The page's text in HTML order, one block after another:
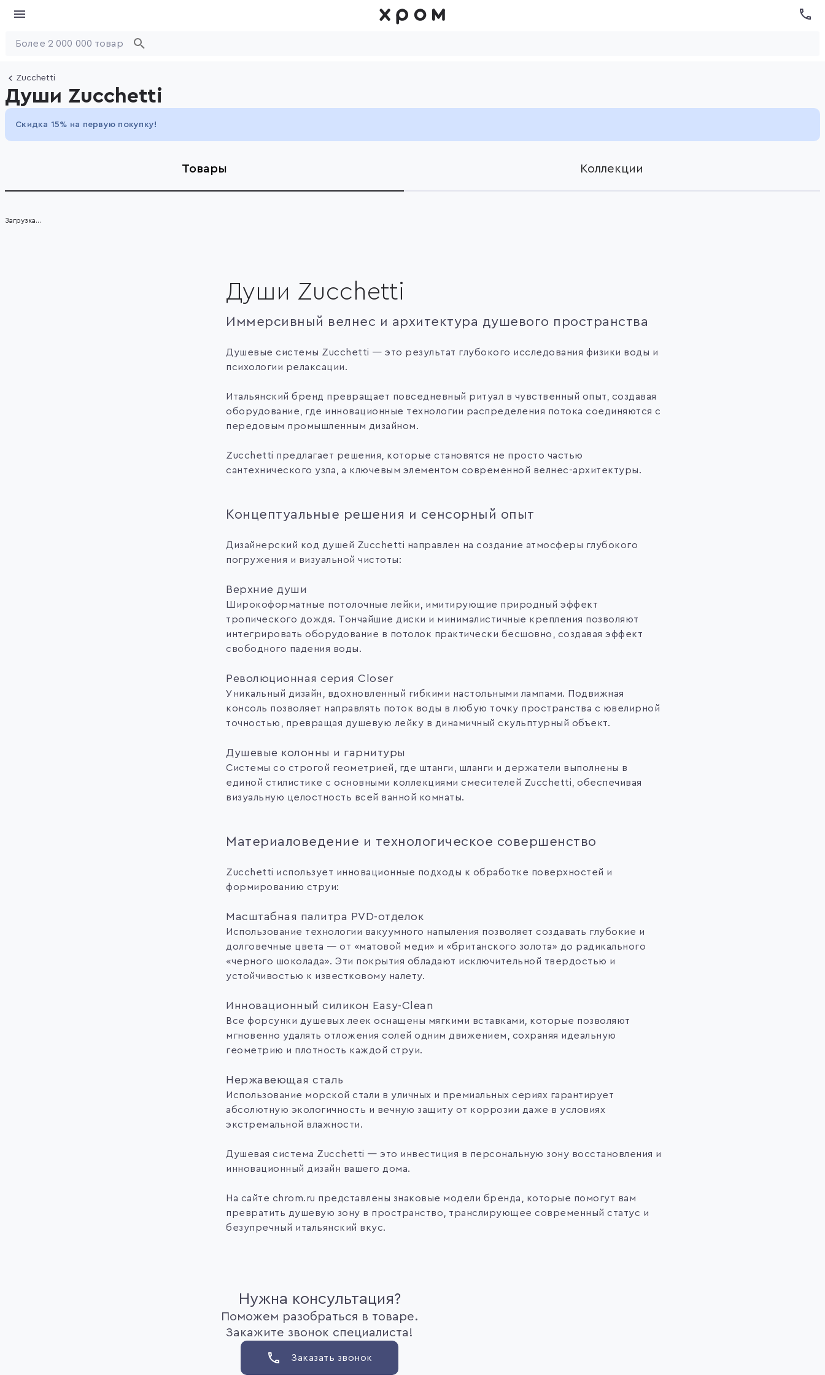
Zucchetti
Души Zucchetti
Скидка 15% на первую покупку!
Товары Коллекции
Загрузка...
Души Zucchetti
Иммерсивный велнес и архитектура душевого пространства
Душевые системы Zucchetti — это результат глубокого исследования физики воды и
психологии релаксации.
Итальянский бренд превращает повседневный ритуал в чувственный опыт, создавая
оборудование, где инновационные технологии распределения потока соединяются с
передовым промышленным дизайном.
Zucchetti предлагает решения, которые становятся не просто частью
сантехнического узла, а ключевым элементом современной велнес-архитектуры.
Концептуальные решения и сенсорный опыт
Дизайнерский код душей Zucchetti направлен на создание атмосферы глубокого
погружения и визуальной чистоты:
Верхние души
Широкоформатные потолочные лейки, имитирующие природный эффект
тропического дождя. Тончайшие диски и минималистичные крепления позволяют
интегрировать оборудование в потолок практически бесшовно, создавая эффект
свободного падения воды.
Революционная серия Closer
Уникальный дизайн, вдохновленный гибкими настольными лампами. Подвижная
консоль позволяет направлять поток воды в любую точку пространства с ювелирной
точностью, превращая душевую лейку в динамичный скульптурный объект.
Душевые колонны и гарнитуры
Системы со строгой геометрией, где штанги, шланги и держатели выполнены в
единой стилистике с основными коллекциями смесителей Zucchetti, обеспечивая
визуальную целостность всей ванной комнаты.
Материаловедение и технологическое совершенство
Zucchetti использует инновационные подходы к обработке поверхностей и
формированию струи:
Масштабная палитра PVD-отделок
Использование технологии вакуумного напыления позволяет создавать глубокие и
долговечные цвета — от «матовой меди» и «британского золота» до радикального
«черного шоколада». Эти покрытия обладают исключительной твердостью и
устойчивостью к известковому налету.
Инновационный силикон Easy-Clean
Все форсунки душевых леек оснащены мягкими вставками, которые позволяют
мгновенно удалять отложения солей одним движением, сохраняя идеальную
геометрию и плотность каждой струи.
Нержавеющая сталь
Использование морской стали в уличных и премиальных сериях гарантирует
абсолютную экологичность и вечную защиту от коррозии даже в условиях
экстремальной влажности.
Душевая система Zucchetti — это инвестиция в персональную зону восстановления и
инновационный дизайн вашего дома.
На сайте chrom.ru представлены знаковые модели бренда, которые помогут вам
превратить душевую зону в пространство, транслирующее современный статус и
безупречный итальянский вкус.
Нужна консультация?
Поможем разобраться в товаре.
Закажите звонок специалиста!
Заказать звонок